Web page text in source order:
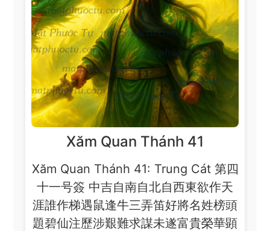
Xăm Quan Thánh 41
Xăm Quan Thánh 41: Trung Cát 第四
十一号簽 中吉自南自北自西東欲作天
涯誰作梯遇鼠逢牛三弄笛好將名姓榜頭
題碧仙注歷涉艱難求謀未遂富貴榮華顕